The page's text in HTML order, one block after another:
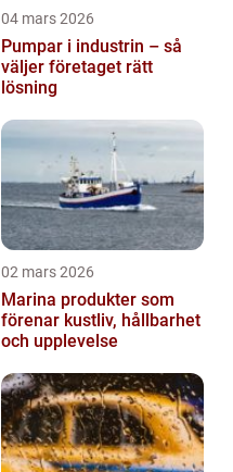
04 mars 2026
Pumpar i industrin – så
väljer företaget rätt
lösning
02 mars 2026
Marina produkter som
förenar kustliv, hållbarhet
och upplevelse